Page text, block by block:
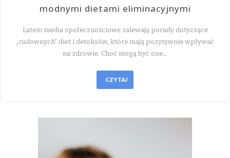
modnymi dietami eliminacyjnymi
Latem media społecznościowe zalewają porady dotyczące
„cudownych” diet i detoksów, które mają pozytywnie wpływać
na zdrowie. Choć mogą być one…
CZYTAJ